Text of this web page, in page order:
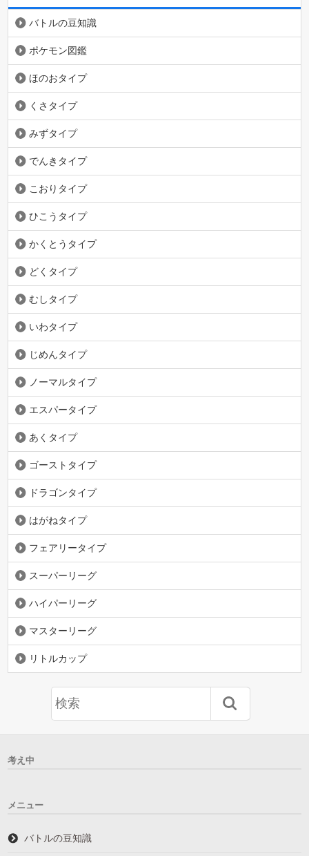
バトルの豆知識
ポケモン図鑑
ほのおタイプ
くさタイプ
みずタイプ
でんきタイプ
こおりタイプ
ひこうタイプ
かくとうタイプ
どくタイプ
むしタイプ
いわタイプ
じめんタイプ
ノーマルタイプ
エスパータイプ
あくタイプ
ゴーストタイプ
ドラゴンタイプ
はがねタイプ
フェアリータイプ
スーパーリーグ
ハイパーリーグ
マスターリーグ
リトルカップ
考え中
メニュー
バトルの豆知識